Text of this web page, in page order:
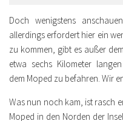
Doch wenigstens
allerdings erfordert hier ein
zu kommen, gibt es außer
etwa sechs Kilometer
dem Moped zu befahren. Wir
Was nun noch kam, ist rasch
Moped in den Norden der